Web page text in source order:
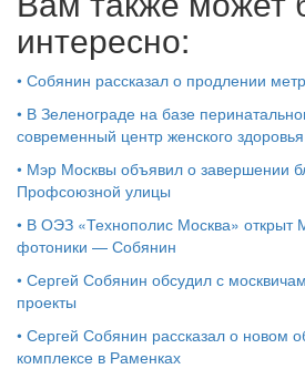
интересно:
• Собянин рассказал о продлении
• В Зеленограде на базе
современный центр женского здоровья
• Мэр Москвы объявил о завершении
Профсоюзной улицы
• В ОЭЗ «Технополис Москва» открыт
фотоники — Собянин
• Сергей Собянин обсудил с
проекты
• Сергей Собянин рассказал о новом
комплексе в Раменках